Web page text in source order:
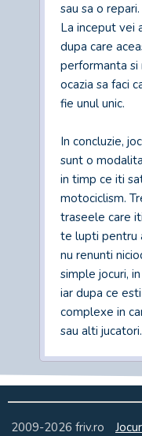
sau sa o repari.
La inceput vei
dupa care
performanta si
ocazia sa faci
fie unul unic.
In concluzie,
sunt o
in timp ce iti
motociclism.
traseele care
te lupti pentru
nu renunti
simple jocuri,
iar dupa ce
complexe in
sau alti jucatori.
2009-2026 friv.ro